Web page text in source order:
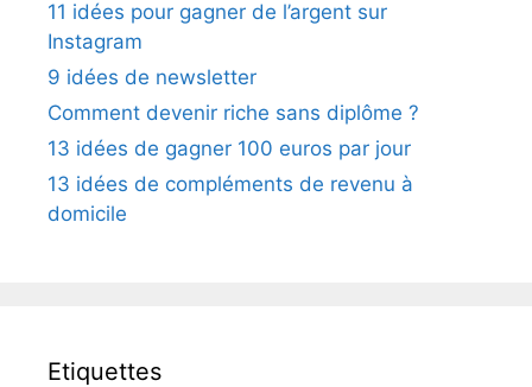
11 idées pour gagner de l’argent sur
Instagram
9 idées de newsletter
Comment devenir riche sans diplôme ?
13 idées de gagner 100 euros par jour
13 idées de compléments de revenu à
domicile
Etiquettes